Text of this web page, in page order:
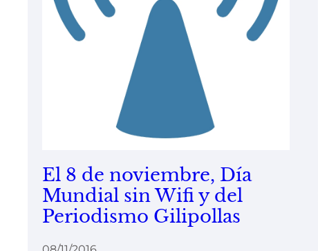
El 8 de noviembre, Día
Mundial sin Wifi y del
Periodismo Gilipollas